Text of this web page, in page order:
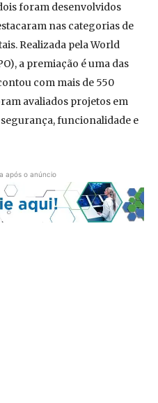
foram desenvolvidos
nas categorias de
Realizada pela World
a premiação é uma das
com mais de 550
avaliados projetos em
funcionalidade e
após o anúncio